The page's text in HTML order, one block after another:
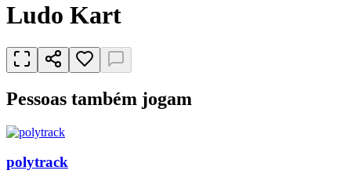
Ludo Kart
Pessoas também jogam
polytrack